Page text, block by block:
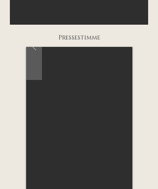
Pressestimme